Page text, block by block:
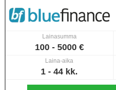
Lainasumma
100 - 5000 €
Laina-aika
1 - 44 kk.